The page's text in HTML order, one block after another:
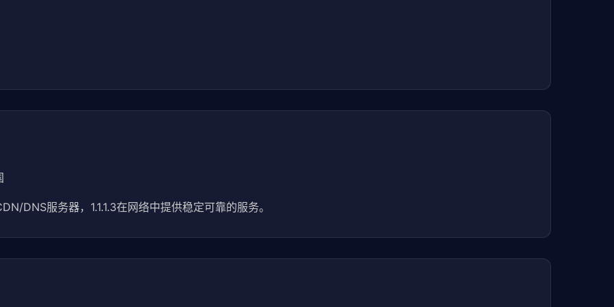
DNS服务器，1.1.1.3在网络中提供稳定可靠的服务。